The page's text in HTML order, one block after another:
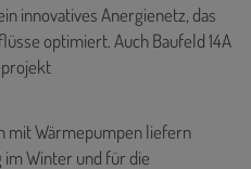
innovatives Anergienetz, das
optimiert. Auch Baufeld 14A
mit Wärmepumpen liefern
im Winter und für die